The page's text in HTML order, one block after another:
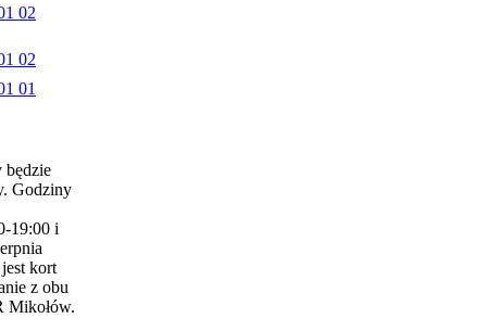
będzie
Godziny
19:00 i
kort
z obu
Mikołów.